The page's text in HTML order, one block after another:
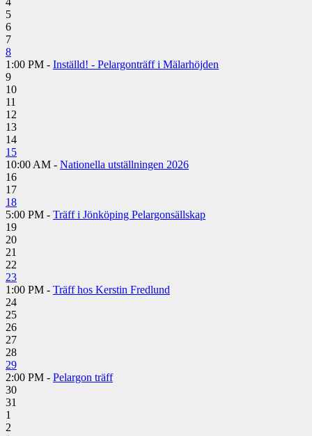
5
6
7
8
1:00 PM - Inställd! - Pelargonträff i Mälarhöjden
9
10
11
12
13
14
15
10:00 AM - Nationella utställningen 2026
16
17
18
5:00 PM - Träff i Jönköping Pelargonsällskap
19
20
21
22
23
1:00 PM - Träff hos Kerstin Fredlund
24
25
26
27
28
29
2:00 PM - Pelargon träff
30
31
1
2